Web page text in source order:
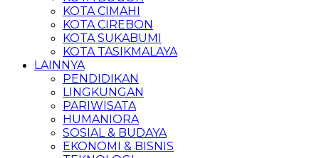
KOTA CIMAHI
KOTA CIREBON
KOTA SUKABUMI
KOTA TASIKMALAYA
LAINNYA
PENDIDIKAN
LINGKUNGAN
PARIWISATA
HUMANIORA
SOSIAL & BUDAYA
EKONOMI & BISNIS